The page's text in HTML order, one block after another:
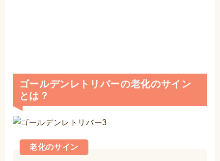
ゴールデンレトリバーの老化のサイン
とは？
老化のサイン